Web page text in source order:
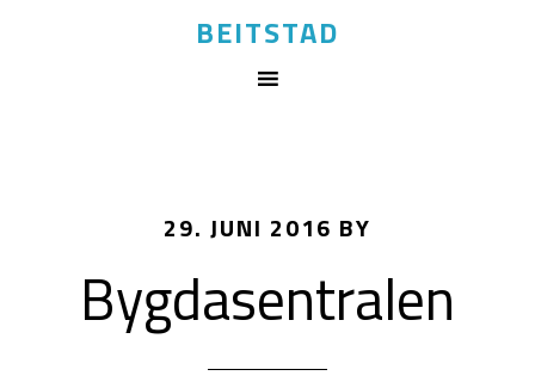
BEITSTAD
29. JUNI 2016 BY
Bygdasentralen